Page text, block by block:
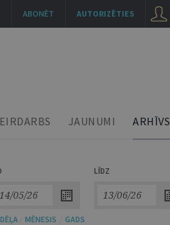
JAUNUMI ARHĪVS
LĪDZ
MĒNESIS GADS
AUTORIZĒTIES
ABONĒT